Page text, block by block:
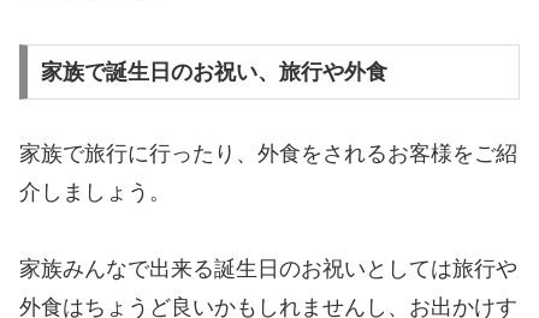
家族で誕生日のお祝い、旅行や外食
家族で旅行に行ったり、外食をされるお客様をご紹
介しましょう。
家族みんなで出来る誕生日のお祝いとしては旅行や
外食はちょうど良いかもしれませんし、お出かけす